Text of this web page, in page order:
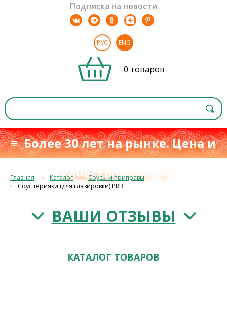
Подписка на новости
РУС ENG
0 товаров
≡ Более 30 лет на рынке. Цена и
качествос 1993 г. ≡
Главная Каталог
Соусы и приправы
Соус терияки (для глазировки) PRB
ВАШИ ОТЗЫВЫ
КАТАЛОГ ТОВАРОВ